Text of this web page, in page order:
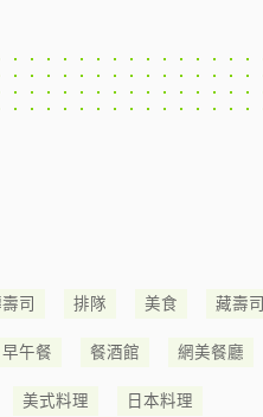
司 排隊 美食 藏壽司
早午餐 餐酒館 網美餐廳
美式料理 日本料理